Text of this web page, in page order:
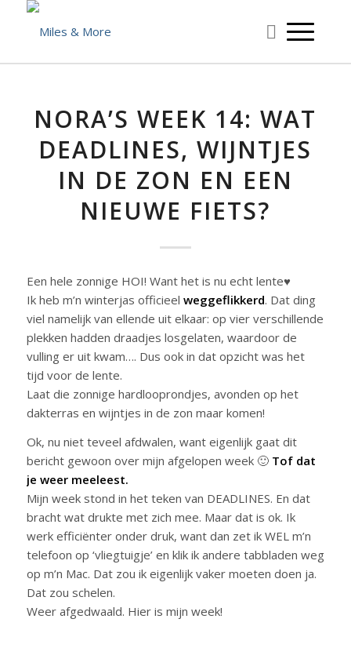
NORA’S WEEK 14: WAT
DEADLINES, WIJNTJES
IN DE ZON EN EEN
NIEUWE FIETS?
Een hele zonnige HOI! Want het is nu echt lente♥
Ik heb m’n winterjas officieel weggeflikkerd. Dat ding
viel namelijk van ellende uit elkaar: op vier verschillende
plekken hadden draadjes losgelaten, waardoor de
vulling er uit kwam…. Dus ook in dat opzicht was het
tijd voor de lente.
Laat die zonnige hardlooprondjes, avonden op het
dakterras en wijntjes in de zon maar komen!
Ok, nu niet teveel afdwalen, want eigenlijk gaat dit
bericht gewoon over mijn afgelopen week 🙂 Tof dat
je weer meeleest.
Mijn week stond in het teken van DEADLINES. En dat
bracht wat drukte met zich mee. Maar dat is ok. Ik
werk efficiënter onder druk, want dan zet ik WEL m’n
telefoon op ‘vliegtuigje’ en klik ik andere tabbladen weg
op m’n Mac. Dat zou ik eigenlijk vaker moeten doen ja.
Dat zou schelen.
Weer afgedwaald. Hier is mijn week!